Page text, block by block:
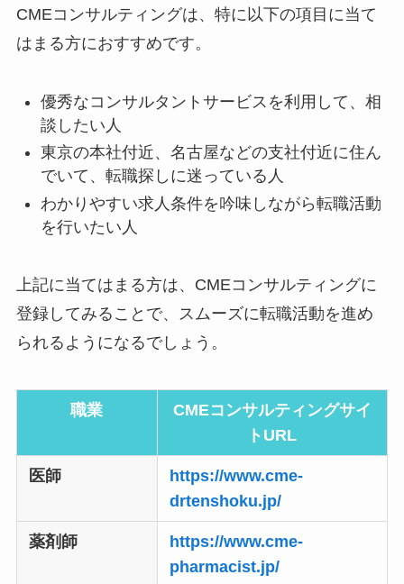
CMEコンサルティングは、特に以下の項目に当て
はまる方におすすめです。
優秀なコンサルタントサービスを利用して、相
談したい人
東京の本社付近、名古屋などの支社付近に住ん
でいて、転職探しに迷っている人
わかりやすい求人条件を吟味しながら転職活動
を行いたい人
上記に当てはまる方は、CMEコンサルティングに
登録してみることで、スムーズに転職活動を進め
られるようになるでしょう。
職業
CMEコンサルティングサイ
トURL
医師
https://www.cme-
drtenshoku.jp/
薬剤師
https://www.cme-
pharmacist.jp/